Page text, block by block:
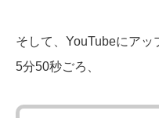
そして、YouTubeにア
5分50秒ごろ、